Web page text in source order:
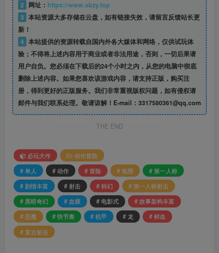
2
网址： https://www.sbzy.top
3 本站资源大多存储在云盘，如有链接失效，请留言反馈站长更
新！
4 本站提供的资源转载自国内外各大媒体和网络，仅供试玩体
验；不得将上述内容用于商业或者非法用途，否则，一切后果请
用户自负。您必须在下载后的24个小时之内，从您的电脑中彻底
删除上述内容。如果您喜欢该游戏内容，请支持正版，购买注
册，得到更好的正版服务。我们非常重视版权问题，如有侵权请
邮件与我们联系处理。敬请谅解！E-mail：3317580361@qq.com
THE END
必玩大作
动作冒险
# 单人
# 动作 # 冒险 # 氛围
# 第一人称
# 剧情丰富
# 射击 # 科幻
# 第一人称射击
# 黑暗奇幻
# 血腥 # 电影式
# 故事架构丰富
# 恶魔
# 快节奏 # 机甲 # 龙
# 鲜血
# 复古射击